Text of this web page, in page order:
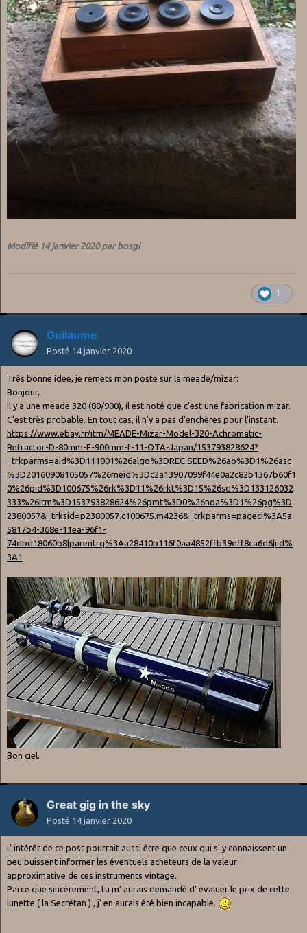
Modifié 14 janvier 2020par bosgi
1
Guilaume
Posté 14 janvier 2020
Très bonne idee, je remets mon poste sur la meade/mizar:
Bonjour,
Il y a une meade 320 (80/900), il est noté que c'est une fabrication mizar.
C'est très probable. En tout cas, il n'y a pas d'enchères pour l'instant.
https://www.ebay.fr/itm/MEADE-Mizar-Model-320-Achromatic-
Refractor-D-80mm-F-900mm-f-11-OTA-Japan/153793828624?
_trkparms=aid%3D111001%26algo%3DREC.SEED%26ao%3D1%26asc
%3D20160908105057%26meid%3Dc2a13907099f44e0a2c82b1367b60f1
0%26pid%3D100675%26rk%3D11%26rkt%3D15%26sd%3D133126032
333%26itm%3D153793828624%26pmt%3D0%26noa%3D1%26pg%3D
2380057&_trksid=p2380057.c100675.m4236&_trkparms=pageci%3A5a
5817b4-368e-11ea-96f1-
74dbd18060b8|parentrq%3Aa28410b116f0aa4852ffb39dff8ca6d6|iid%
3A1
Bon ciel.
Great gig in the sky
Posté 14 janvier 2020
L' intérêt de ce post pourrait aussi être que ceux qui s' y connaissent un
peu puissent informer les éventuels acheteurs de la valeur
approximative de ces instruments vintage.
Parce que sincèrement, tu m' aurais demandé d' évaluer le prix de cette
lunette ( la Secrétan ) , j' en aurais été bien incapable.